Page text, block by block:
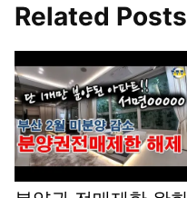
Related Posts